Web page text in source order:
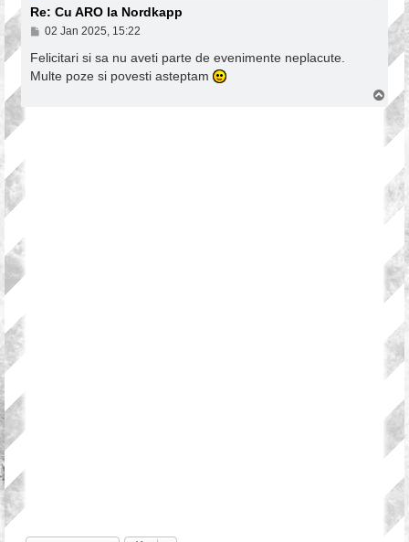
Re: Cu ARO la Nordkapp
P
s
02 Jan 2025, 15:22
Felicitari si sa nu aveti parte de evenimente neplacute.
Multe poze si povesti asteptam
o